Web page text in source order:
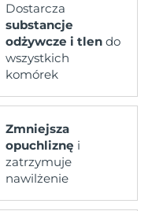
Dostarcza
substancje
odżywcze i tlendo
wszystkich
komórek
Zmniejsza
opuchliznę i
zatrzymuje
nawilżenie